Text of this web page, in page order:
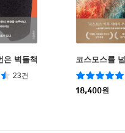
은 벽돌책
23건
코스모스를
18,400원